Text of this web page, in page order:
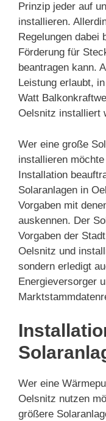
Prinzip jeder auf
installieren.
Regelungen dabei
Förderung für
beantragen kann.
Leistung erlaubt,
Watt
Oelsnitz installiert
Wer eine große
installieren
Installation
Solaranlagen in
Vorgaben mit
auskennen. Der
Vorgaben der
Oelsnitz und
sondern erledigt
Energieversorger
Wer eine
Oelsnitz nutzen
größere